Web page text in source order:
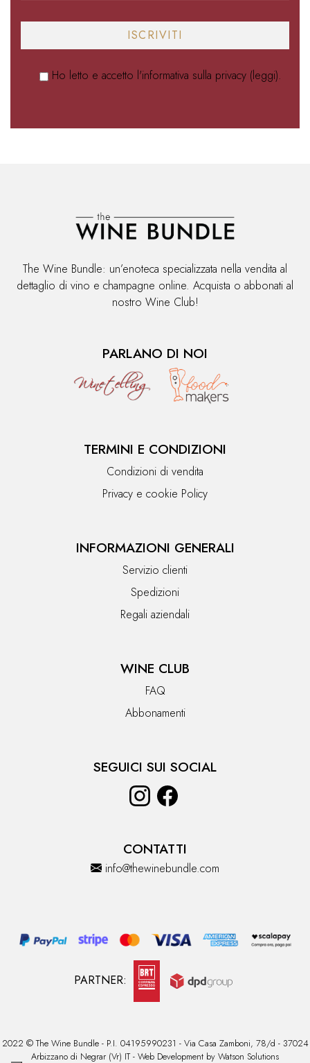
Ho letto e accetto l'informativa sulla privacy (leggi).
The Wine Bundle: un’enoteca specializzata nella vendita al
dettaglio di vino e champagne online. Acquista o abbonati al
nostro Wine Club!
PARLANO DI NOI
TERMINI E CONDIZIONI
Condizioni di vendita
Privacy e cookie Policy
INFORMAZIONI GENERALI
Servizio clienti
Spedizioni
Regali aziendali
WINE CLUB
FAQ
Abbonamenti
SEGUICI SUI SOCIAL
CONTATTI
info@thewinebundle.com
PARTNER:
2022 © The Wine Bundle - P.I. 04195990231 - Via Casa Zamboni, 78/d - 37024
Arbizzano di Negrar (Vr) IT - Web Development by Watson Solutions